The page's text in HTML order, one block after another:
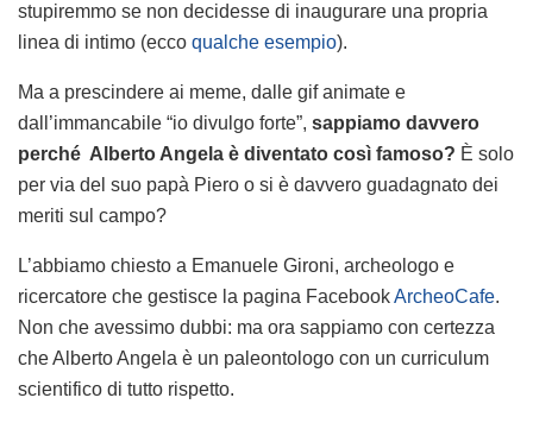
stupiremmo se non decidesse di inaugurare una propria
linea di intimo (ecco qualche esempio).
Ma a prescindere ai meme, dalle gif animate e
dall’immancabile “io divulgo forte”, sappiamo davvero
perché Alberto Angela è diventato così famoso? È solo
per via del suo papà Piero o si è davvero guadagnato dei
meriti sul campo?
L’abbiamo chiesto a Emanuele Gironi, archeologo e
ricercatore che gestisce la pagina FacebookArcheoCafe.
Non che avessimo dubbi: ma ora sappiamo con certezza
che Alberto Angela è un paleontologo con un curriculum
scientifico di tutto rispetto.